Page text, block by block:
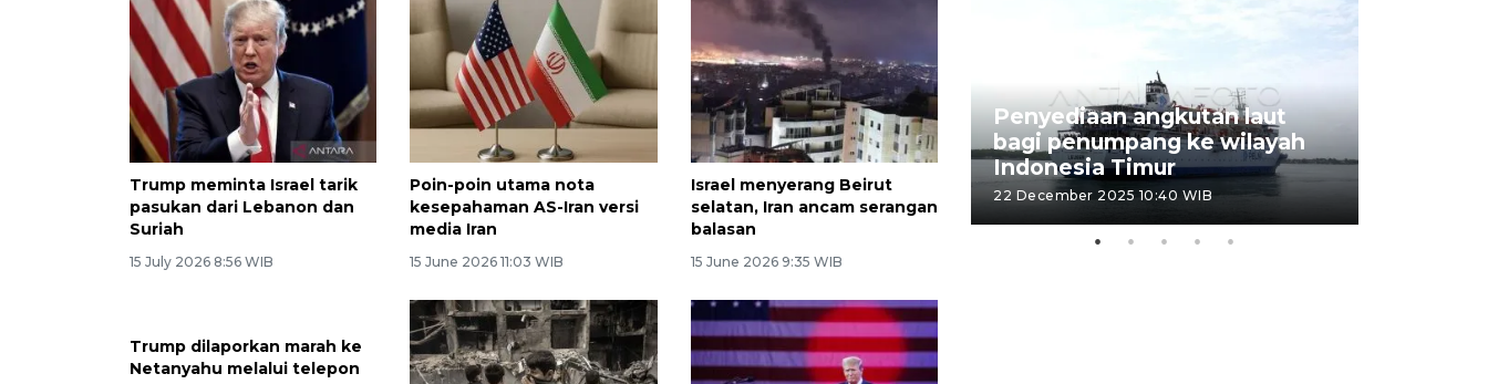
Trump meminta Israel tarik
pasukan dari Lebanon dan
Suriah
15 July 2026 8:56 WIB
Poin-poin utama nota
kesepahaman AS-Iran versi
media Iran
15 June 2026 11:03 WIB
Israel menyerang Beirut
selatan, Iran ancam serangan
balasan
15 June 2026 9:35 WIB
Pelepasan Tukik di Pantai
Kelapa Tinggi
14 September 2025 9:27 WIB
Penyediaan angkutan laut
bagi penumpang ke wilayah
Indonesia Timur
22 December 2025 10:40 WIB